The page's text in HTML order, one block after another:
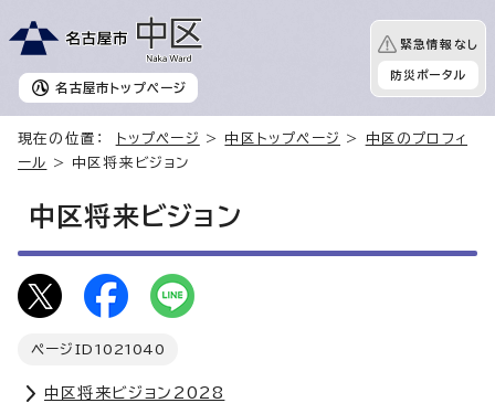
名古屋市 トップページ
緊急情報なし
防災ポータル
現在の位置： トップページ > 中区トップページ >
中区のプロフィ
ール
> 中区将来ビジョン
中区将来ビジョン
ページID 1021040
中区将来ビジョン2028